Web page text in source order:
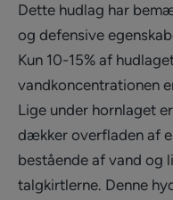
Dette hudlag har
og defensive
Kun 10-15% af
vandkoncentrationen
Lige under hornlaget
dækker overfladen af
bestående af vand og
talgkirtlerne. Denne